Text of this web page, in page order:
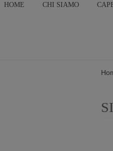
HOME CHI SIAMO